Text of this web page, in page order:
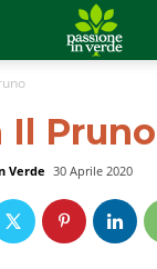
Il Pruno
Verde 30 Aprile 2020